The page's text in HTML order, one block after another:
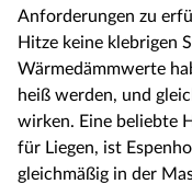
Anforderungen zu
Hitze keine klebrigen
Wärmedämmwerte
heiß werden, und
wirken. Eine beliebte
für Liegen, ist
gleichmäßig in der